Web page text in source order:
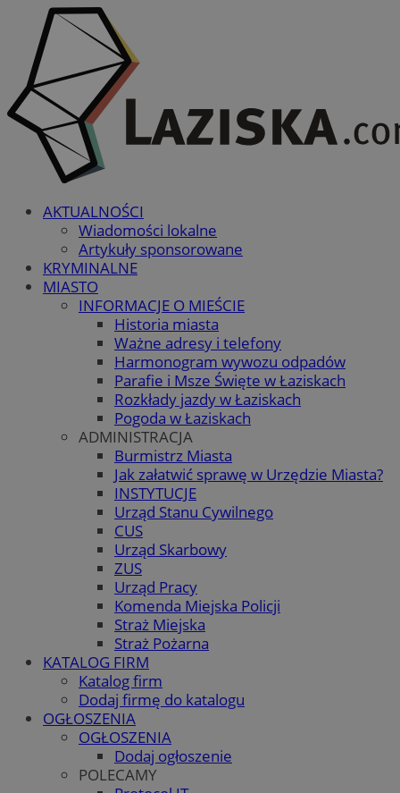
AKTUALNOŚCI
Wiadomości lokalne
Artykuły sponsorowane
KRYMINALNE
MIASTO
INFORMACJE O MIEŚCIE
Historia miasta
Ważne adresy i telefony
Harmonogram wywozu odpadów
Parafie i Msze Święte w Łaziskach
Rozkłady jazdy w Łaziskach
Pogoda w Łaziskach
ADMINISTRACJA
Burmistrz Miasta
Jak załatwić sprawę w Urzędzie Miasta?
INSTYTUCJE
Urząd Stanu Cywilnego
CUS
Urząd Skarbowy
ZUS
Urząd Pracy
Komenda Miejska Policji
Straż Miejska
Straż Pożarna
KATALOG FIRM
Katalog firm
Dodaj firmę do katalogu
OGŁOSZENIA
OGŁOSZENIA
Dodaj ogłoszenie
POLECAMY